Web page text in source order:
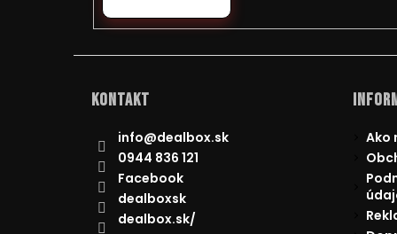
Kontakt
info@dealbox.sk
0944 836 121
Facebook
dealboxsk
dealbox.sk/
Ako